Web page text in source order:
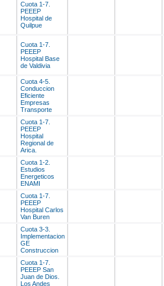
Cuota 1-7.
PEEEP
Hospital de
Quilpue
Cuota 1-7.
PEEEP
Hospital Base
de Valdivia
Cuota 4-5.
Conduccion
Eficiente
Empresas
Transporte
Cuota 1-7.
PEEEP
Hospital
Regional de
Arica.
Cuota 1-2.
Estudios
Energeticos
ENAMI
Cuota 1-7.
PEEEP
Hospital Carlos
Van Buren
Cuota 3-3.
Implementacion
GE
Construccion
Cuota 1-7.
PEEEP San
Juan de Dios.
Los Andes